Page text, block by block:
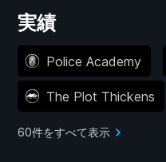
実績
Police Academy
The Plot Thickens
60件をすべて表示